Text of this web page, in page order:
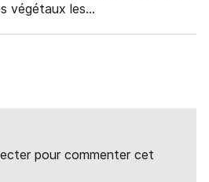
végétaux les...
pour commenter cet